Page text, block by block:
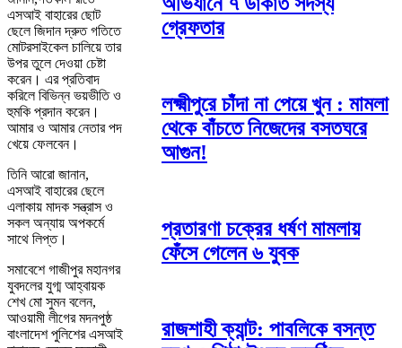
এসআই বাহারের ছোট
ছেলে জিদান দ্রুত গতিতে
মোটরসাইকেল চালিয়ে তার
উপর তুলে দেওয়া চেষ্টা
করেন। এর প্রতিবাদ
করিলে বিভিন্ন ভয়ভীতি ও
হুমকি প্রদান করেন।
আমার ও আমার নেতার পদ
খেয়ে ফেলবেন।
তিনি আরো জানান,
এসআই বাহারের ছেলে
এলাকায় মাদক সন্ত্রাস ও
সকল অন্যায় অপকর্মে
সাথে লিপ্ত।
সমাবেশে গাজীপুর মহানগর
যুবদলের যুগ্ম আহ্বায়ক
শেখ মো সুমন বলেন,
আওয়ামী লীগের মদনপুষ্ঠ
বাংলাদেশ পুলিশের এসআই
গ্রেফতার
লক্ষ্মীপুরে চাঁদা না পেয়ে খুন : মামলা
থেকে বাঁচতে নিজেদের বসতঘরে
আগুন!
প্রতারণা চক্রের ধর্ষণ মামলায়
ফেঁসে গেলেন ৬ যুবক
রাজশাহী ক্যান্ট: পাবলিকে বসন্ত